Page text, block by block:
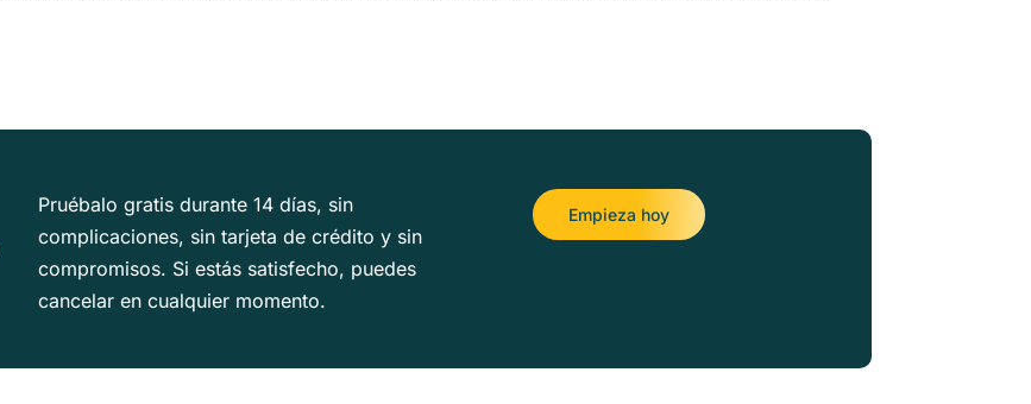
Pruébalo gratis durante 14 días, sin
complicaciones, sin tarjeta de crédito y sin
compromisos. Si estás satisfecho, puedes
cancelar en cualquier momento.
Empieza hoy